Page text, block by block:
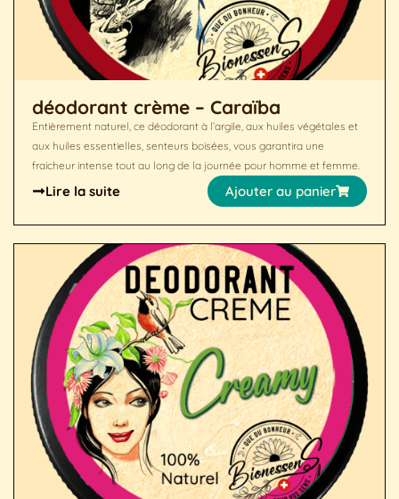
déodorant crème – Caraïba
Entièrement naturel, ce déodorant à l’argile, aux huiles végétales et
aux huiles essentielles, senteurs boisées, vous garantira une
fraicheur intense tout au long de la journée pour homme et femme.
Lire la suite Ajouter au panier